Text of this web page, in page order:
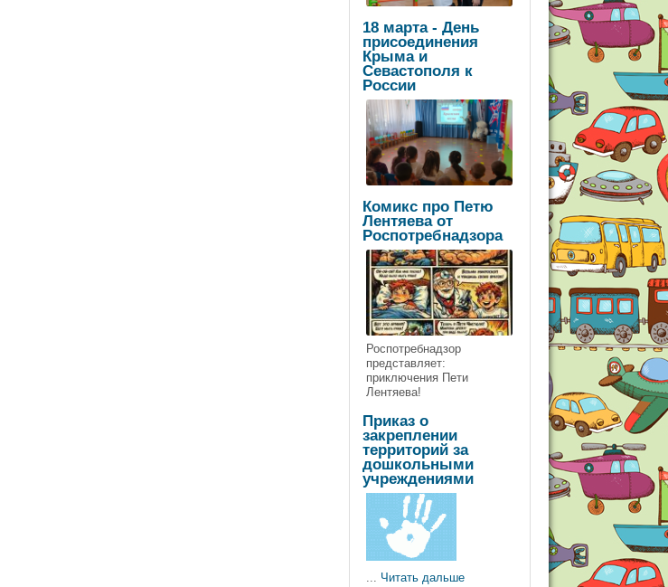
18 марта - День
присоединения
Крыма и
Севастополя к
России
Комикс про Петю
Лентяева от
Роспотребнадзора
Роспотребнадзор
представляет:
приключения Пети
Лентяева!
Приказ о
закреплении
территорий за
дошкольными
учреждениями
Читать дальше